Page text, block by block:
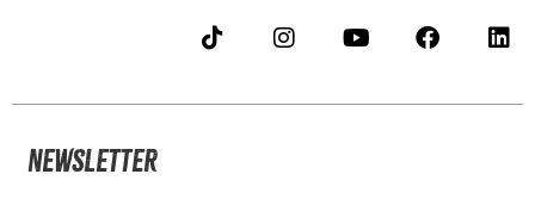
NEWSLETTER